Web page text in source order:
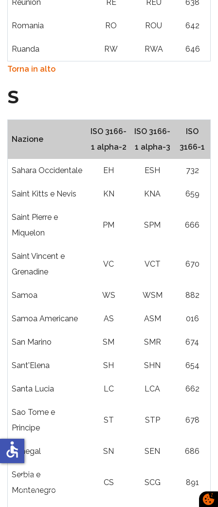
Reunion RE REU 638
Romania RO ROU 642
Ruanda RW RWA 646
Torna in alto
S
Nazione
ISO 3166-
1 alpha-2
ISO 3166-
1 alpha-3
ISO
3166-1
Sahara Occidentale EH ESH 732
Saint Kitts e Nevis KN KNA 659
Saint Pierre e
Miquelon
PM SPM 666
Saint Vincent e
Grenadine
VC VCT 670
Samoa WS WSM 882
Samoa Americane AS ASM 016
San Marino SM SMR 674
Sant'Elena SH SHN 654
Santa Lucia LC LCA 662
Sao Tome e
Principe
ST STP 678
Senegal SN SEN 686
Serbia e
Montenegro
CS SCG 891
accessible